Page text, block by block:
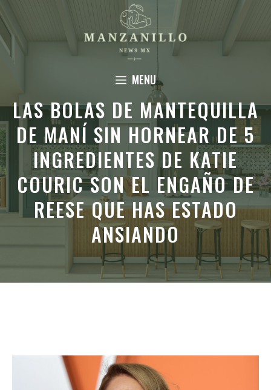
al
contenido
MENU
LAS BOLAS DE MANTEQUILLA
DE MANÍ SIN HORNEAR DE 5
INGREDIENTES DE KATIE
COURIC SON EL ENGAÑO DE
REESE QUE HAS ESTADO
ANSIANDO